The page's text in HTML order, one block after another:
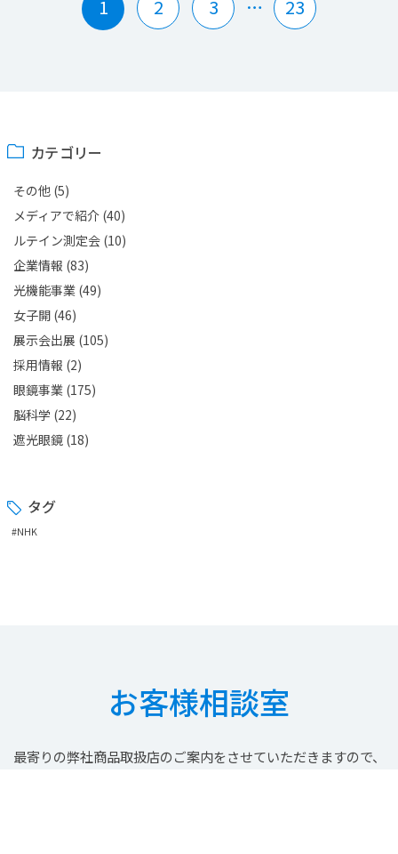
1 2 3 … 23
カテゴリー
その他(5)
メディアで紹介(40)
ルテイン測定会(10)
企業情報 (83)
光機能事業(49)
女子開(46)
展示会出展 (105)
採用情報 (2)
眼鏡事業(175)
脳科学 (22)
遮光眼鏡(18)
タグ
#NHK
お客様相談室
最寄りの弊社商品取扱店のご案内をさせていただきますので、